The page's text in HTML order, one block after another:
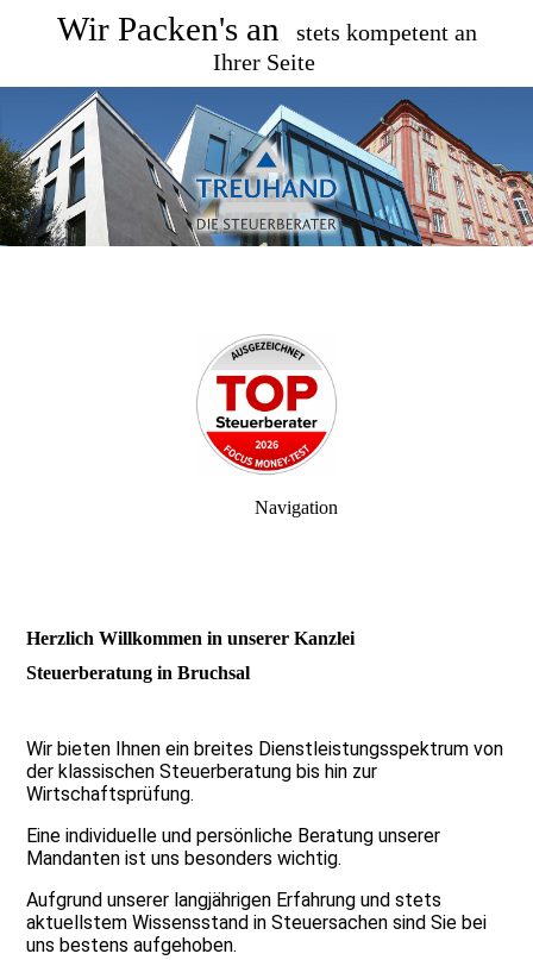
Wir Packen's an
stets kompetent an
Ihrer Seite
Navigation
Herzlich Willkommen in unserer Kanzlei
Steuerberatung in Bruchsal
Wir bieten Ihnen ein breites Dienstleistungsspektrum von
der klassischen Steuerberatung bis hin zur
Wirtschaftsprüfung.
Eine individuelle und persönliche Beratung unserer
Mandanten ist uns besonders wichtig.
Aufgrund unserer langjährigen Erfahrung und stets
aktuellstem Wissensstand in Steuersachen sind Sie bei
uns bestens aufgehoben.